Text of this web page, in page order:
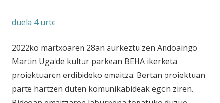
duela 4 urte
2022ko martxoaren 28an aurkeztu zen Andoaingo
Martin Ugalde kultur parkean BEHA ikerketa
proiektuaren erdibideko emaitza. Bertan proiektuan
parte hartzen duten komunikabideak egon ziren.